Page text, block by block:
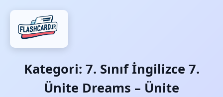
Kategori: 7. Sınıf İngilizce 7.
Ünite Dreams – Ünite